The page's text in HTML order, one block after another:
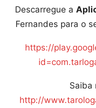
Descarregue a
Fernandes para o
https://
Saiba
http://